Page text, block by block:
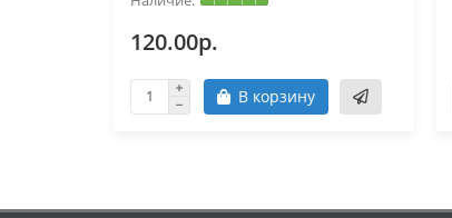
120.00р.
В корзину